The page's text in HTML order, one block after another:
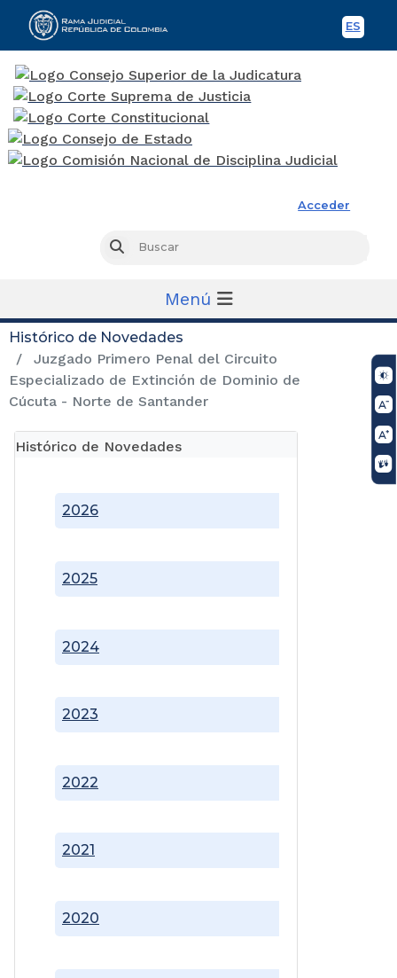
ES
Acceder
Buscar
Menú
Histórico de Novedades
Juzgado Primero Penal del Circuito
Especializado de Extinción de Dominio de
Cúcuta - Norte de Santander
Histórico de Novedades
2020
2021
2022
2023
2024
2025
2026